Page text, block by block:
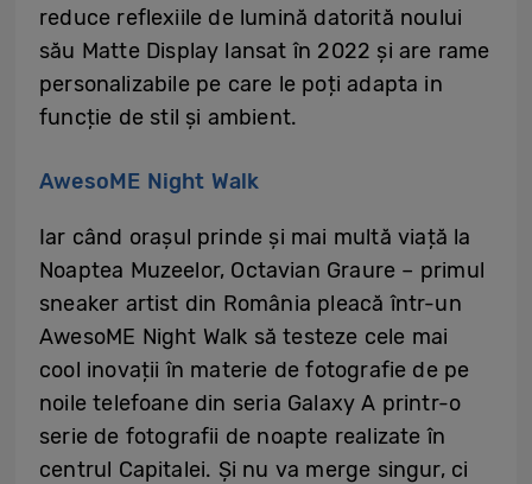
reduce reflexiile de lumină datorită noului
său Matte Display lansat în 2022 și are rame
personalizabile pe care le poți adapta in
funcție de stil și ambient.
AwesoME Night Walk
Iar când orașul prinde și mai multă viață la
Noaptea Muzeelor, Octavian Graure – primul
sneaker artist din România pleacă într-un
AwesoME Night Walk să testeze cele mai
cool inovații în materie de fotografie de pe
noile telefoane din seria Galaxy A printr-o
serie de fotografii de noapte realizate în
centrul Capitalei. Și nu va merge singur, ci